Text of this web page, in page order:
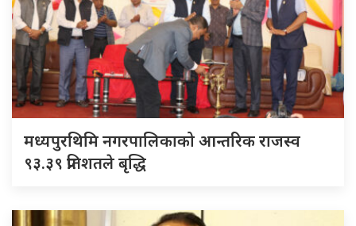
मध्यपुरथिमि नगरपालिकाको आन्तरिक राजस्व
९३.३९ प्रतिशतले बृद्धि